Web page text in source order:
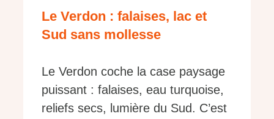
Le Verdon : falaises, lac et
Sud sans mollesse
Le Verdon coche la case paysage
puissant : falaises, eau turquoise,
reliefs secs, lumière du Sud. C’est